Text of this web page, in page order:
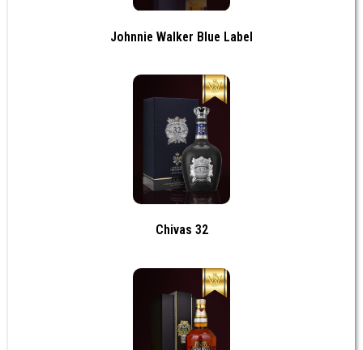
Johnnie Walker Blue Label
Chivas 32